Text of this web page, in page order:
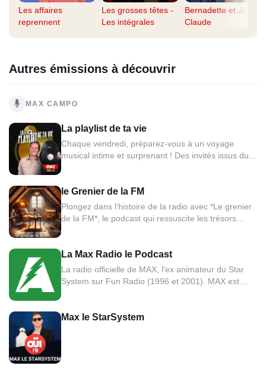
Les affaires
reprennent
Les grosses têtes -
Les intégrales
Bernadette et Jean-
Claude
Autres émissions à découvrir
MAX CAMPO
La playlist de ta vie
Chaque vendredi, préparez-vous à un voyage
musical intime et surprenant ! Des invités issus du
musicaux en dévoilant leur playlist idéale. Les
mélodies qui ont bercé leur enfance, celles qui ont...
le Grenier de la FM
Plongez dans l’histoire de la radio avec *Le grenier
de la FM*, le podcast qui ressuscite les trésors
animateurs légendaires et des moments inédits qui
ont marqué l’âge d’or de la bande FM en France.
Un hommage vibrant...
La Max Radio le Podcast
La radio officielle de MAX, l'ex animateur du Star
System sur Fun Radio (1996 et 2001). MAX est
Max le StarSystem